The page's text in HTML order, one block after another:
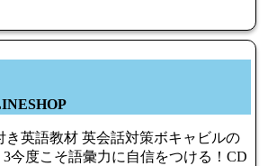
き英語教材 英会話対策ボキャビルの
3今度こそ語彙力に自信をつける！CD